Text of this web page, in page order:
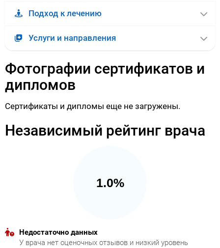
Подход к лечению
Услуги и направления
Фотографии сертификатов и
дипломов
Сертификаты и дипломы еще не загружены.
Независимый рейтинг врача
1.0%
Недостаточно данных
У врача нет оценочных отзывов и низкий уровень